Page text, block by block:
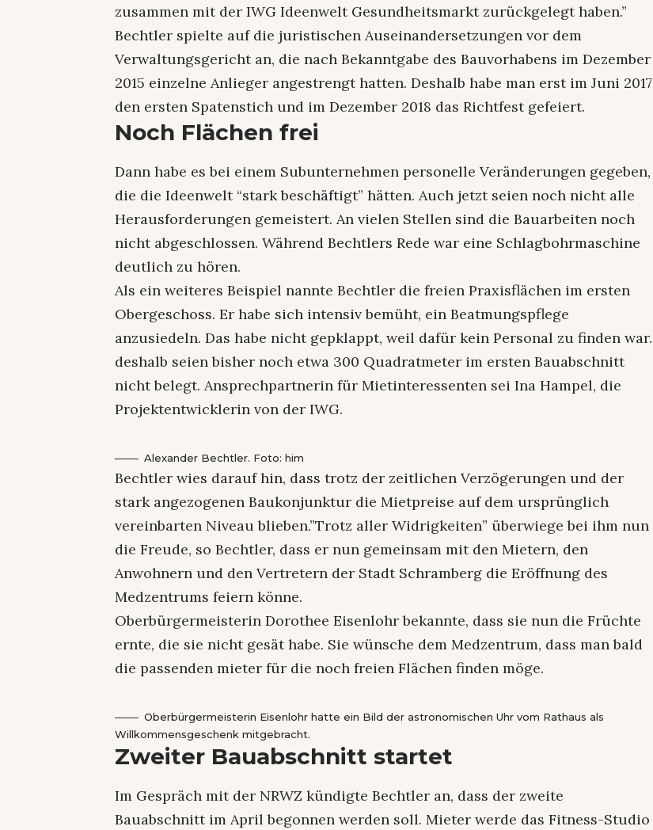
zusammen mit der IWG Ideenwelt Gesundheitsmarkt zurückgelegt haben.”
Bechtler spielte auf die juristischen Auseinandersetzungen vor dem
Verwaltungsgericht an, die nach Bekanntgabe des Bauvorhabens im Dezember
2015 einzelne Anlieger angestrengt hatten. Deshalb habe man erst im Juni 2017
den ersten Spatenstich und im Dezember 2018 das Richtfest gefeiert.
Noch Flächen frei
Dann habe es bei einem Subunternehmen personelle Veränderungen gegeben,
die die Ideenwelt “stark beschäftigt” hätten. Auch jetzt seien noch nicht alle
Herausforderungen gemeistert. An vielen Stellen sind die Bauarbeiten noch
nicht abgeschlossen. Während Bechtlers Rede war eine Schlagbohrmaschine
deutlich zu hören.
Als ein weiteres Beispiel nannte Bechtler die freien Praxisflächen im ersten
Obergeschoss. Er habe sich intensiv bemüht, ein Beatmungspflege
anzusiedeln. Das habe nicht gepklappt, weil dafür kein Personal zu finden war.
deshalb seien bisher noch etwa 300 Quadratmeter im ersten Bauabschnitt
nicht belegt. Ansprechpartnerin für Mietinteressenten sei Ina Hampel, die
Projektentwicklerin von der IWG.
Alexander Bechtler. Foto: him
Bechtler wies darauf hin, dass trotz der zeitlichen Verzögerungen und der
stark angezogenen Baukonjunktur die Mietpreise auf dem ursprünglich
vereinbarten Niveau blieben.”Trotz aller Widrigkeiten” überwiege bei ihm nun
die Freude, so Bechtler, dass er nun gemeinsam mit den Mietern, den
Anwohnern und den Vertretern der Stadt Schramberg die Eröffnung des
Medzentrums feiern könne.
Oberbürgermeisterin Dorothee Eisenlohr bekannte, dass sie nun die Früchte
ernte, die sie nicht gesät habe. Sie wünsche dem Medzentrum, dass man bald
die passenden mieter für die noch freien Flächen finden möge.
Oberbürgermeisterin Eisenlohr hatte ein Bild der astronomischen Uhr vom Rathaus als
Willkommensgeschenk mitgebracht.
Zweiter Bauabschnitt startet
Im Gespräch mit der NRWZ kündigte Bechtler an, dass der zweite
Bauabschnitt im April begonnen werden soll. Mieter werde das Fitness-Studio